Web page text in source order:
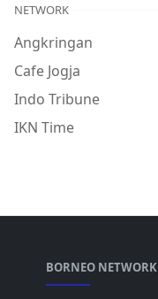
NETWORK
Angkringan
Cafe Jogja
Indo Tribune
IKN Time
BORNEO NETWORK